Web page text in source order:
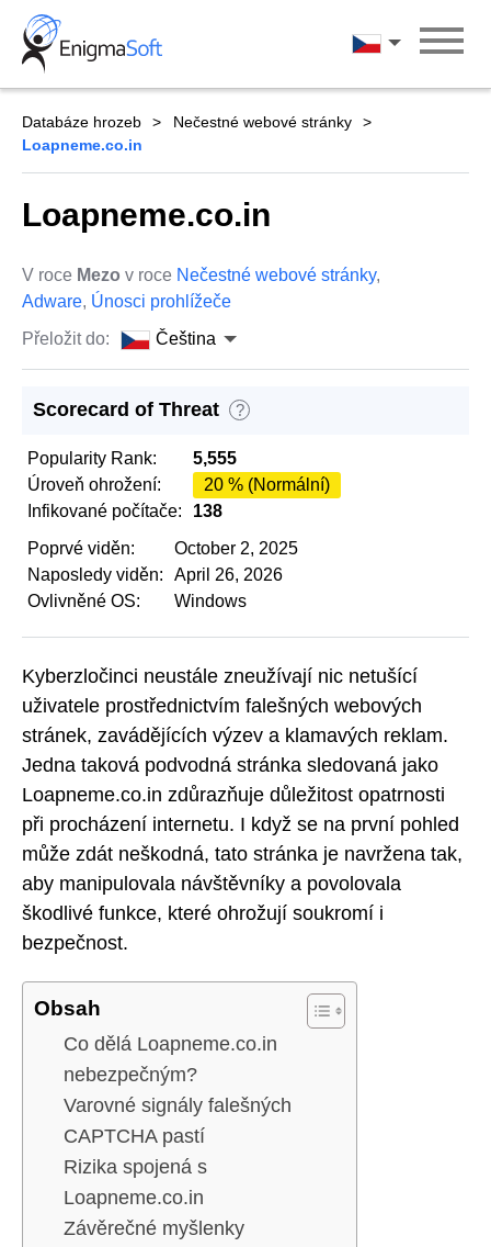
Skip
content
Čeština
Databáze hrozeb
Nečestné webové stránky
Loapneme.co.in
Loapneme.co.in
V roce Mezo v roce Nečestné webové stránky,
Adware, Únosci prohlížeče
Přeložit do:
Čeština
Scorecard of Threat ?
Popularity Rank:
5,555
Úroveň ohrožení:
20 % (Normální)
Infikované počítače:
138
Poprvé viděn:
October 2, 2025
Naposledy viděn:
April 26, 2026
Ovlivněné OS:
Windows
Kyberzločinci neustále zneužívají nic netušící
uživatele prostřednictvím falešných webových
stránek, zavádějících výzev a klamavých reklam.
Jedna taková podvodná stránka sledovaná jako
Loapneme.co.in zdůrazňuje důležitost opatrnosti
při procházení internetu. I když se na první pohled
může zdát neškodná, tato stránka je navržena tak,
aby manipulovala návštěvníky a povolovala
škodlivé funkce, které ohrožují soukromí i
bezpečnost.
Obsah
Co dělá Loapneme.co.in
nebezpečným?
Varovné signály falešných
CAPTCHA pastí
Rizika spojená s
Loapneme.co.in
Závěrečné myšlenky